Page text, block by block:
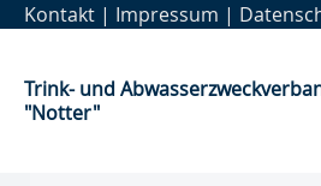
Kontakt | Impressum |
Trink- und
"Notter"